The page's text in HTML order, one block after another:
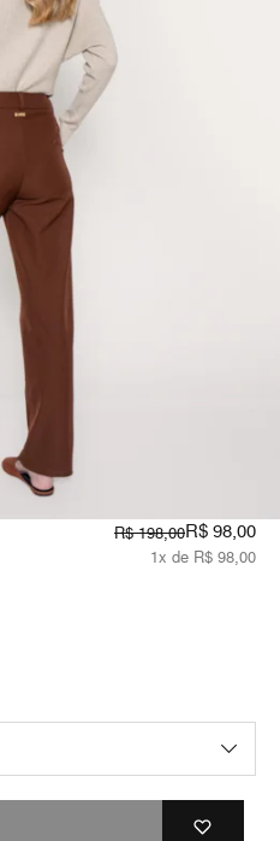
R$ 198,00R$ 98,00
1x de R$ 98,00